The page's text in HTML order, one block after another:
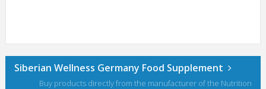
Siberian Wellness Germany Food Supplement
Buy products directly from the manufacturer of the Nutrition